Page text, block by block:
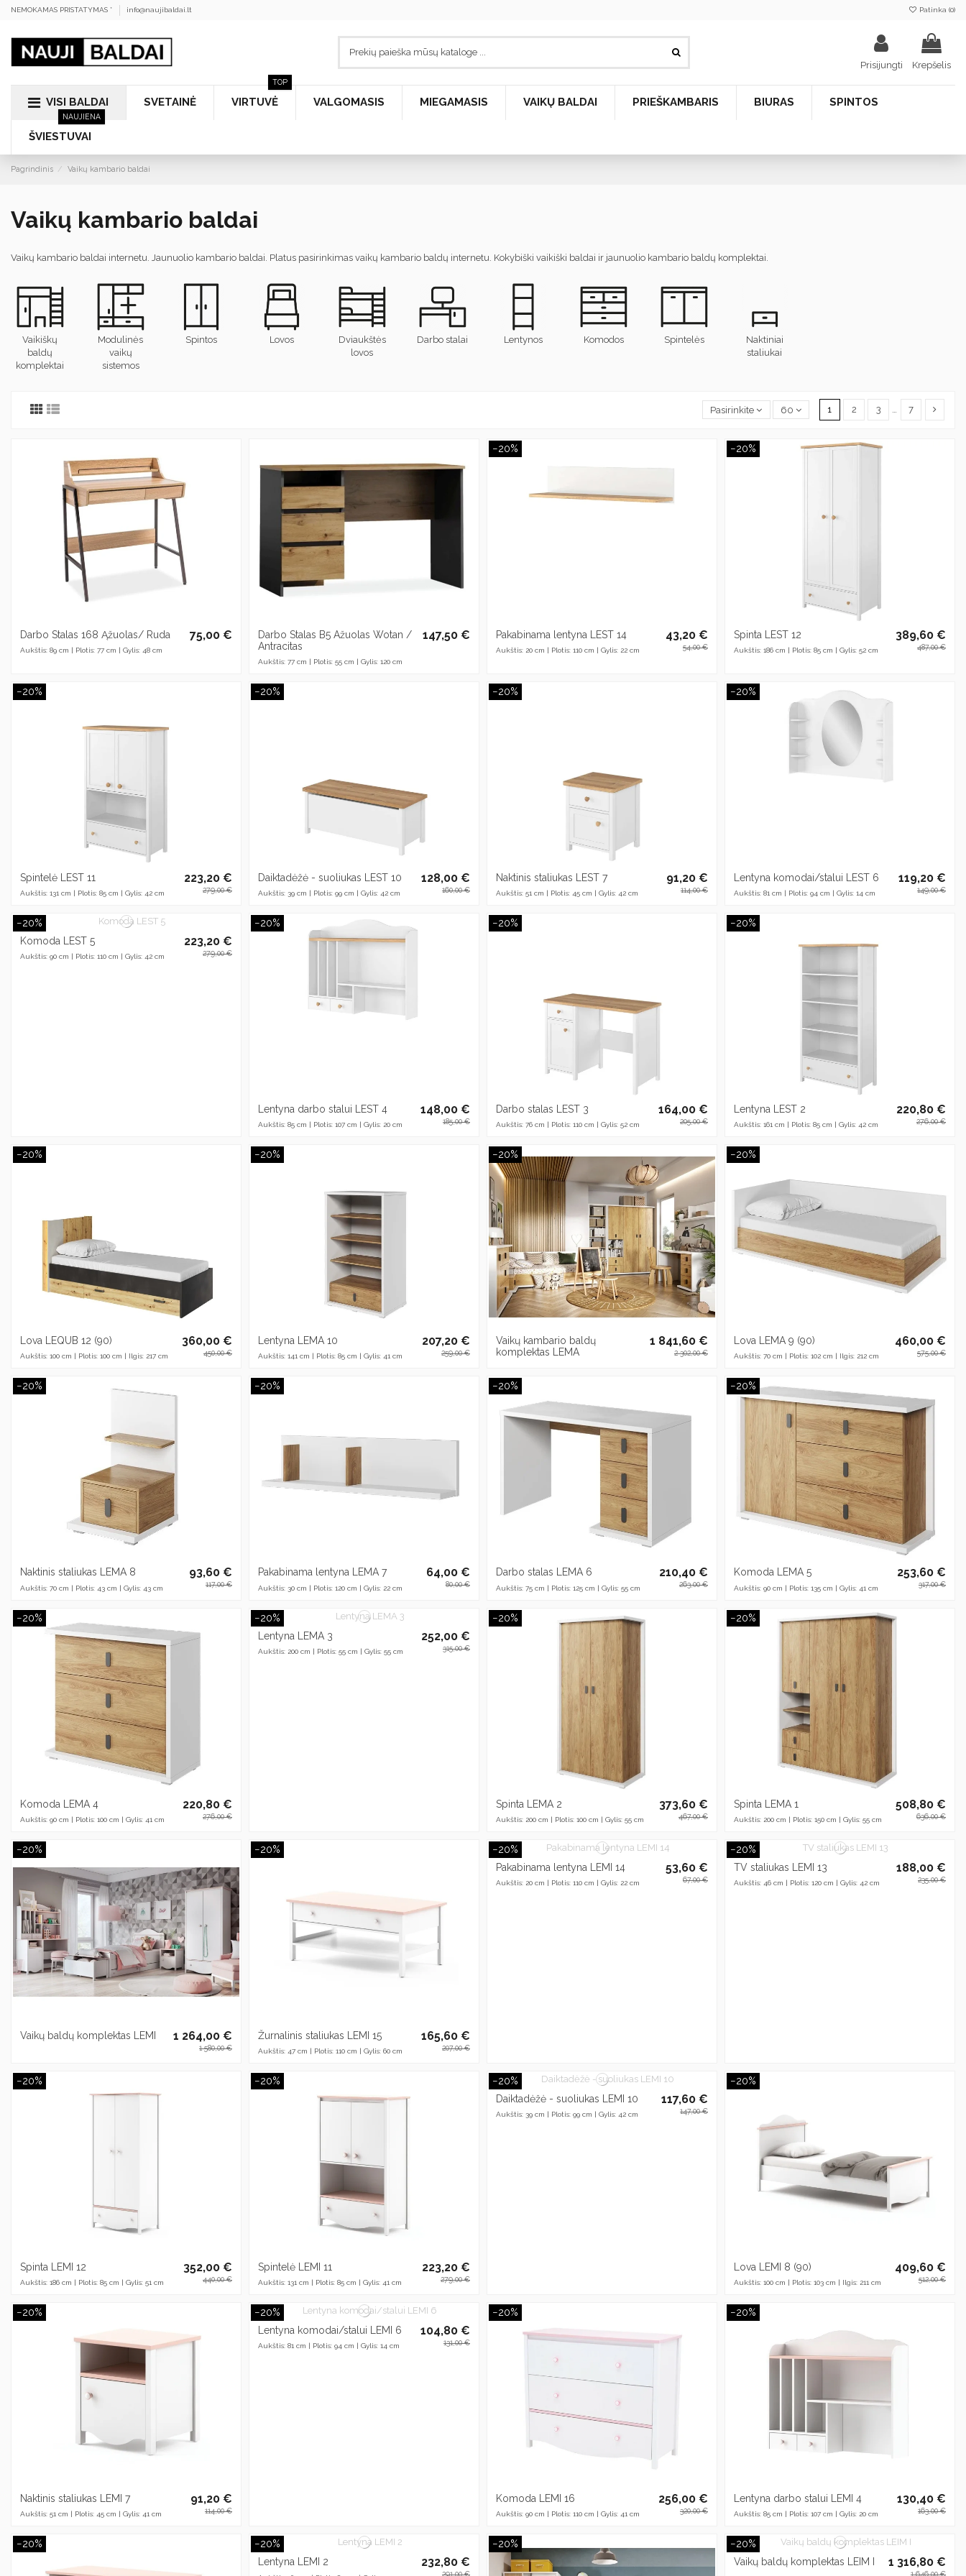
NEMOKAMAS PRISTATYMAS * info@naujibaldai.lt Patinka (0)
Prisijungti Krepšelis
VISI BALDAI SVETAINĖ VIRTUVĖ
TOP
VALGOMASIS MIEGAMASIS VAIKŲ BALDAI PRIEŠKAMBARIS BIURAS SPINTOS
ŠVIESTUVAI
NAUJIENA
Pagrindinis Vaikų kambario baldai
Vaikų kambario baldai
Vaikų kambario baldai internetu. Jaunuolio kambario baldai. Platus pasirinkimas vaikų kambario baldų internetu. Kokybiški vaikiški baldai ir jaunuolio kambario baldų komplektai.
Vaikiškų
baldų
komplektai
Modulinės
vaikų
sistemos
Spintos Lovos
Dviaukštės
lovos
Darbo stalai Lentynos Komodos Spintelės
Naktiniai
staliukai
Pasirinkite 60 1 2 3 … 7
Darbo Stalas 168 Ąžuolas/ Ruda
Aukštis: 89 cm | Plotis: 77 cm | Gylis: 48 cm
75,00 €
Darbo Stalas B5 Ažuolas Wotan /
Antracitas
Aukštis: 77 cm | Plotis: 55 cm | Gylis: 120 cm
147,50 €
−20%
Pakabinama lentyna LEST 14
Aukštis: 20 cm | Plotis: 110 cm | Gylis: 22 cm
43,20 €
54,00 €
−20%
Spinta LEST 12
Aukštis: 186 cm | Plotis: 85 cm | Gylis: 52 cm
389,60 €
487,00 €
−20%
Spintelė LEST 11
Aukštis: 131 cm | Plotis: 85 cm | Gylis: 42 cm
223,20 €
279,00 €
−20%
Daiktadėžė - suoliukas LEST 10
Aukštis: 39 cm | Plotis: 99 cm | Gylis: 42 cm
128,00 €
160,00 €
−20%
Naktinis staliukas LEST 7
Aukštis: 51 cm | Plotis: 45 cm | Gylis: 42 cm
91,20 €
114,00 €
−20%
Lentyna komodai/stalui LEST 6
Aukštis: 81 cm | Plotis: 94 cm | Gylis: 14 cm
119,20 €
149,00 €
−20%
Komoda LEST 5
Aukštis: 90 cm | Plotis: 110 cm | Gylis: 42 cm
223,20 €
279,00 €
−20%
Lentyna darbo stalui LEST 4
Aukštis: 85 cm | Plotis: 107 cm | Gylis: 20 cm
148,00 €
185,00 €
−20%
Darbo stalas LEST 3
Aukštis: 76 cm | Plotis: 110 cm | Gylis: 52 cm
164,00 €
205,00 €
−20%
Lentyna LEST 2
Aukštis: 161 cm | Plotis: 85 cm | Gylis: 42 cm
220,80 €
276,00 €
−20%
Lova LEQUB 12 (90)
Aukštis: 100 cm | Plotis: 100 cm | Ilgis: 217 cm
360,00 €
450,00 €
−20%
Lentyna LEMA 10
Aukštis: 141 cm | Plotis: 85 cm | Gylis: 41 cm
207,20 €
259,00 €
−20%
Vaikų kambario baldų
komplektas LEMA
1 841,60 €
2 302,00 €
−20%
Lova LEMA 9 (90)
Aukštis: 70 cm | Plotis: 102 cm | Ilgis: 212 cm
460,00 €
575,00 €
−20%
Naktinis staliukas LEMA 8
Aukštis: 70 cm | Plotis: 43 cm | Gylis: 43 cm
93,60 €
117,00 €
−20%
Pakabinama lentyna LEMA 7
Aukštis: 30 cm | Plotis: 120 cm | Gylis: 22 cm
64,00 €
80,00 €
−20%
Darbo stalas LEMA 6
Aukštis: 75 cm | Plotis: 125 cm | Gylis: 55 cm
210,40 €
263,00 €
−20%
Komoda LEMA 5
Aukštis: 90 cm | Plotis: 135 cm | Gylis: 41 cm
253,60 €
317,00 €
−20%
Komoda LEMA 4
Aukštis: 90 cm | Plotis: 100 cm | Gylis: 41 cm
220,80 €
276,00 €
−20%
Lentyna LEMA 3
Aukštis: 200 cm | Plotis: 55 cm | Gylis: 55 cm
252,00 €
315,00 €
−20%
Spinta LEMA 2
Aukštis: 200 cm | Plotis: 100 cm | Gylis: 55 cm
373,60 €
467,00 €
−20%
Spinta LEMA 1
Aukštis: 200 cm | Plotis: 150 cm | Gylis: 55 cm
508,80 €
636,00 €
−20%
Vaikų baldų komplektas LEMI 1 264,00 €
1 580,00 €
−20%
Žurnalinis staliukas LEMI 15
Aukštis: 47 cm | Plotis: 110 cm | Gylis: 60 cm
165,60 €
207,00 €
−20%
Pakabinama lentyna LEMI 14
Aukštis: 20 cm | Plotis: 110 cm | Gylis: 22 cm
53,60 €
67,00 €
−20%
TV staliukas LEMI 13
Aukštis: 46 cm | Plotis: 120 cm | Gylis: 42 cm
188,00 €
235,00 €
−20%
Spinta LEMI 12
Aukštis: 186 cm | Plotis: 85 cm | Gylis: 51 cm
352,00 €
440,00 €
−20%
Spintelė LEMI 11
Aukštis: 131 cm | Plotis: 85 cm | Gylis: 41 cm
223,20 €
279,00 €
−20%
Daiktadėžė - suoliukas LEMI 10
Aukštis: 39 cm | Plotis: 99 cm | Gylis: 42 cm
117,60 €
147,00 €
−20%
Lova LEMI 8 (90)
Aukštis: 100 cm | Plotis: 103 cm | Ilgis: 211 cm
409,60 €
512,00 €
−20%
Naktinis staliukas LEMI 7
Aukštis: 51 cm | Plotis: 45 cm | Gylis: 41 cm
91,20 €
114,00 €
−20%
Lentyna komodai/stalui LEMI 6
Aukštis: 81 cm | Plotis: 94 cm | Gylis: 14 cm
104,80 €
131,00 €
−20%
Komoda LEMI 16
Aukštis: 90 cm | Plotis: 110 cm | Gylis: 41 cm
256,00 €
320,00 €
−20%
Lentyna darbo stalui LEMI 4
Aukštis: 85 cm | Plotis: 107 cm | Gylis: 20 cm
130,40 €
163,00 €
−20%
−20%
Lentyna LEMI 2
232,80 €
291,00 €
−20%
−20%
Vaikų baldų komplektas LEIM I
1 316,80 €
1 646,00 €